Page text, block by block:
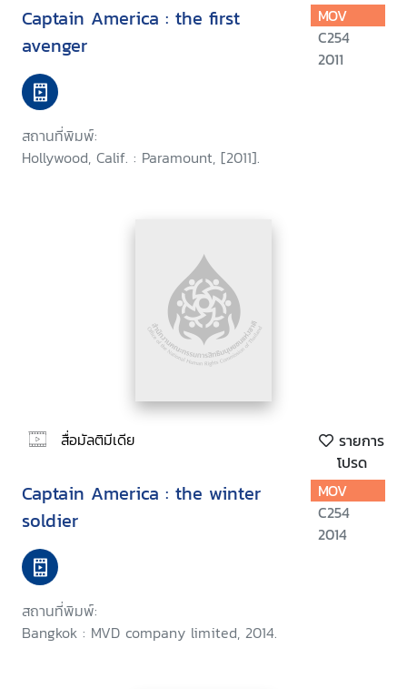
Captain America : the first
avenger
สถานที่พิมพ์:
Hollywood, Calif. : Paramount, [2011].
MOV
C254
2011
สื่อมัลติมีเดีย
รายการ
โปรด
Captain America : the winter
soldier
สถานที่พิมพ์:
Bangkok : MVD company limited, 2014.
MOV
C254
2014